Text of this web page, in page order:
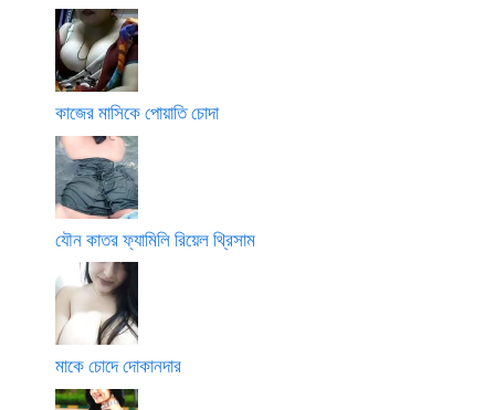
কাজের মাসিকে পোয়াতি চোদা
যৌন কাতর ফ্যামিলি রিয়েল থ্রিসাম
মাকে চোদে দোকানদার